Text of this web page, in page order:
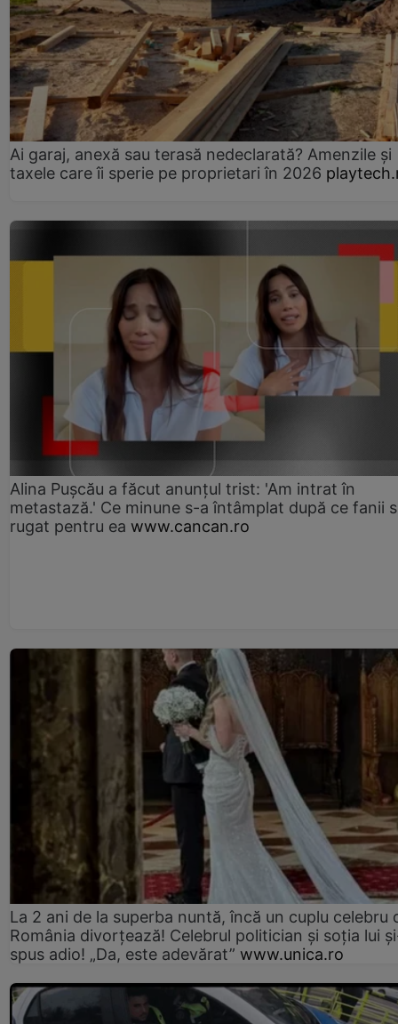
Ai garaj, anexă sau terasă nedeclarată? Amenzile și
taxele care îi sperie pe proprietari în 2026
Alina Pușcău a făcut anunțul trist: 'Am intrat în
metastază.' Ce minune s-a întâmplat după ce fanii
rugat pentru ea www.cancan.ro
La 2 ani de la superba nuntă, încă un cuplu celebru
România divorțează! Celebrul politician și soția lui
spus adio! „Da, este adevărat” www.unica.ro